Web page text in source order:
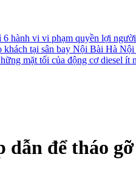
6 hành vi vi phạm quyền lợi
khách tại sân bay Nội Bài Hà Nội
mặt tối của động cơ diesel ít
để tháo